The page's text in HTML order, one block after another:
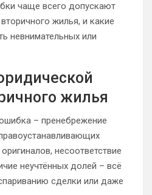
чаще всего допускают
жилья, и какие
невнимательных или
жилья
– пренебрежение
несоответствие
неучтённых долей – всё
сделки или даже